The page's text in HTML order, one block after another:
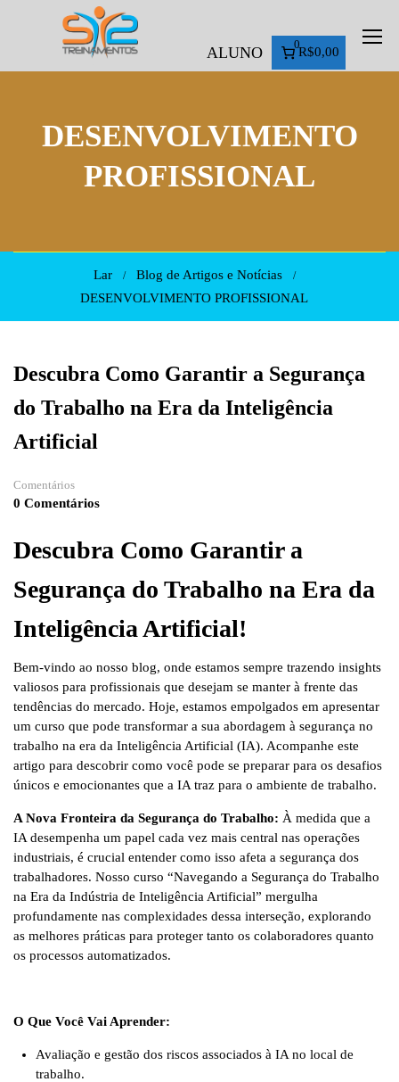
ALUNO 0
R$0,00
DESENVOLVIMENTO
PROFISSIONAL
Lar
Blog de Artigos e Notícias
DESENVOLVIMENTO PROFISSIONAL
Descubra Como Garantir a Segurança
do Trabalho na Era da Inteligência
Artificial
Comentários
0 Comentários
Descubra Como Garantir a
Segurança do Trabalho na Era da
Inteligência Artificial!
Bem-vindo ao nosso blog, onde estamos sempre trazendo insights
valiosos para profissionais que desejam se manter à frente das
tendências do mercado. Hoje, estamos empolgados em apresentar
um curso que pode transformar a sua abordagem à segurança no
trabalho na era da Inteligência Artificial (IA). Acompanhe este
artigo para descobrir como você pode se preparar para os desafios
únicos e emocionantes que a IA traz para o ambiente de trabalho.
A Nova Fronteira da Segurança do Trabalho: À medida que a
IA desempenha um papel cada vez mais central nas operações
industriais, é crucial entender como isso afeta a segurança dos
trabalhadores. Nosso curso “Navegando a Segurança do Trabalho
na Era da Indústria de Inteligência Artificial” mergulha
profundamente nas complexidades dessa interseção, explorando
as melhores práticas para proteger tanto os colaboradores quanto
os processos automatizados.
O Que Você Vai Aprender:
Avaliação e gestão dos riscos associados à IA no local de
trabalho.